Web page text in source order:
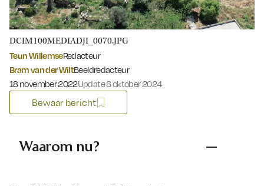
DCIM100MEDIADJI_0070.JPG
Teun WillemseRedacteur
Bram van der WiltBeeldredacteur
Gepubliceerd op:
18 november 2022Update 8 oktober 2024
Bewaar bericht
Waarom nu?